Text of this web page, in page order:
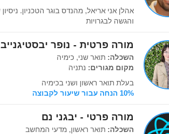
והגשה לבגרויות
מורה פרטית - נופר יבסטיגנייב
השכלה: תואר שני, כימיה
מקום מגורים: נתניה
בעלת תואר ראשון ושני בכימיה
10% הנחה עבור שיעור לקבוצה
מורה פרטי - יבגני נם
השכלה: תואר ראשון, מדעי המחשב